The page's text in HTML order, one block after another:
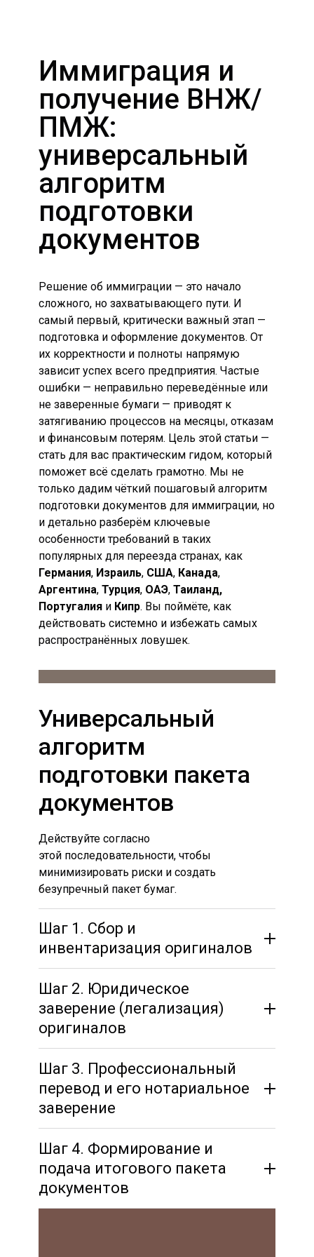
Иммиграция и
получение ВНЖ/
ПМЖ:
универсальный
алгоритм
подготовки
документов
Решение об иммиграции — это начало
сложного, но захватывающего пути. И
самый первый, критически важный этап —
подготовка и оформление документов. От
их корректности и полноты напрямую
зависит успех всего предприятия. Частые
ошибки — неправильно переведённые или
не заверенные бумаги — приводят к
затягиванию процессов на месяцы, отказам
и финансовым потерям. Цель этой статьи —
стать для вас практическим гидом, который
поможет всё сделать грамотно. Мы не
только дадим чёткий пошаговый алгоритм
подготовки документов для иммиграции, но
и детально разберём ключевые
особенности требований в таких
популярных для переезда странах, как
Германия, Израиль, США, Канада,
Аргентина, Турция, ОАЭ, Таиланд,
Португалия и Кипр. Вы поймёте, как
действовать системно и избежать самых
распространённых ловушек.
Универсальный
алгоритм
подготовки пакета
документов
Действуйте согласно
этой последовательности, чтобы
минимизировать риски и создать
безупречный пакет бумаг.
Шаг 1. Сбор и
инвентаризация оригиналов
Шаг 2. Юридическое
заверение (легализация)
оригиналов
Апостиль — упрощённая процедура для
стран-участниц Гаагской конвенции
(например, Португалии, Германии,
Аргентины).
Шаг 3. Профессиональный
перевод и его нотариальное
заверение
Шаг 4. Формирование и
подача итогового пакета
документов